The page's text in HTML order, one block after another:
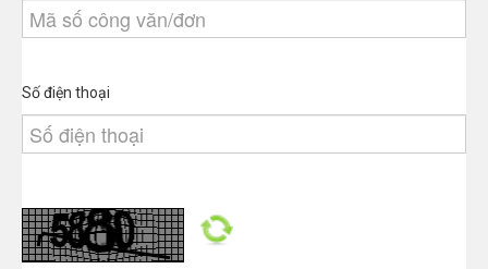
Số điện thoại